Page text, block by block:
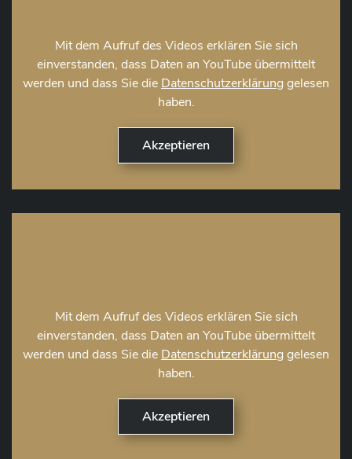
Mit dem Aufruf des Videos erklären Sie sich
einverstanden, dass Daten an YouTube übermittelt
werden und dass Sie die Datenschutzerklärunggelesen
haben.
Mit dem Aufruf des Videos erklären Sie sich
einverstanden, dass Daten an YouTube übermittelt
werden und dass Sie die Datenschutzerklärunggelesen
haben.